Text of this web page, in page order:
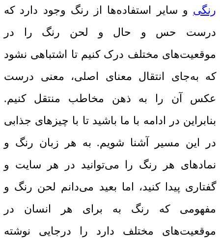
رنگی و سایر استفاده‌ها از رنگ وجود دارد که
درست حس و حال و لحن رنگ را در
موقعیت‌های مختلف درک کنیم تا اشتباهی نشود
که به‌جای انتقال معنای اصلی، معنی درست
عکس آن را به ذهن مخاطب منتقل کنیم.
بنابراین در ادامه با ما باشید تا با چیزهای جذابی
در این مسیر آشنا شویم. به هر زبان رنگ و
نمادهای هر رنگ را می‌توانید در هر سایت و
گفتاری پیدا کنید، اما بعید می‌دانم لحن رنگ و
مفهومی که رنگ به برای هر انسان در
موقعیت‌های مختلف دارد را درجایی نوشته